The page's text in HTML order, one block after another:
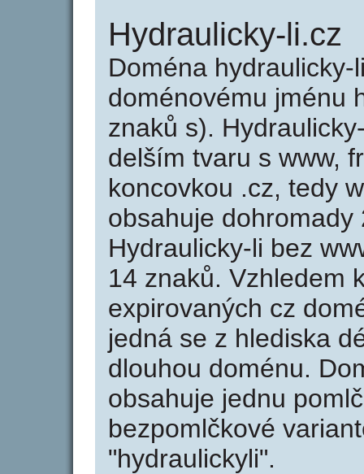
Hydraulicky-li.cz
Doména
doménovému jménu
znaků s).
delším tvaru s www,
koncovkou .cz, tedy
obsahuje
Hydraulicky-li bez
14 znaků. Vzhledem
expirovaných cz
jedná se z hlediska
dlouhou doménu.
obsahuje jednu
bezpomlčkové
"hydraulickyli".